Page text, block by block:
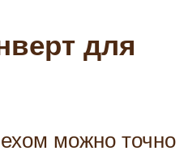
для
можно точно